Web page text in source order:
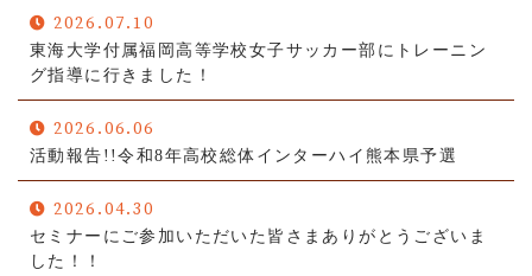
2026.07.10
東海大学付属福岡高等学校女子サッカー部にトレーニン
グ指導に行きました！
2026.06.06
活動報告!!令和8年高校総体インターハイ熊本県予選
2026.04.30
セミナーにご参加いただいた皆さまありがとうございま
した！！